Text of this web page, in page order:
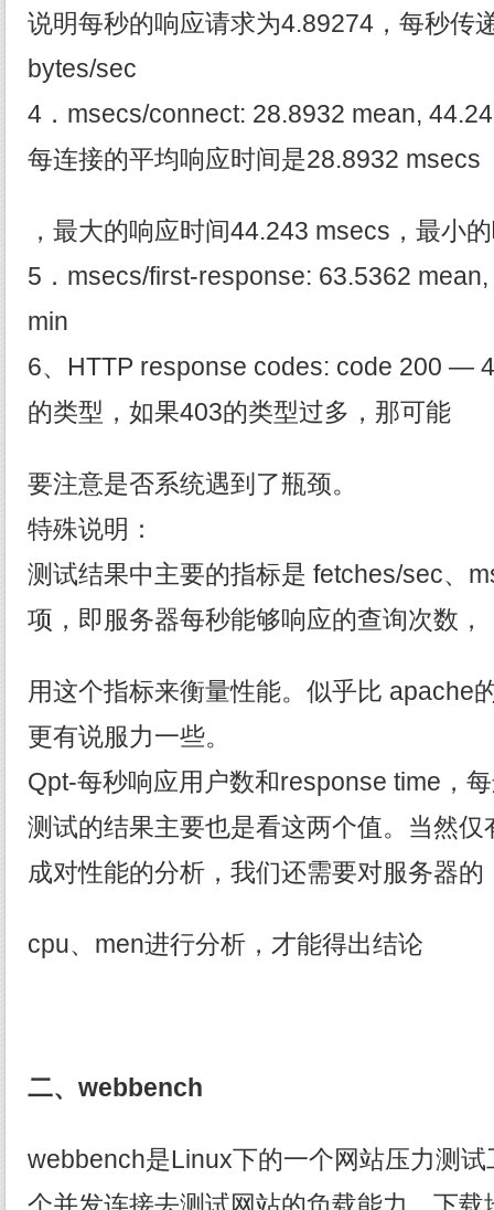
说明每秒的响应请求为4.89274，每秒传
bytes/sec
4．msecs/connect: 28.8932 mean,
每连接的平均响应时间是28.8932 msecs
，最大的响应时间44.243 msecs，最小
5．msecs/first-response: 63.5362
min
6、HTTP response codes: code 200
的类型，如果403的类型过多，那可能
要注意是否系统遇到了瓶颈。
特殊说明：
测试结果中主要的指标是 fetches/sec、
项，即服务器每秒能够响应的查询次数，
用这个指标来衡量性能。似乎比 apache
更有说服力一些。
Qpt-每秒响应用户数和response time，
测试的结果主要也是看这两个值。当然
成对性能的分析，我们还需要对服务器的
cpu、men进行分析，才能得出结论
二、webbench
webbench是Linux下的一个网站压力测